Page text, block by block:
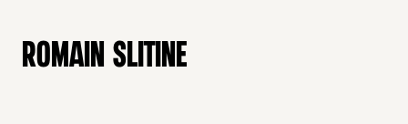
ROMAIN SLITINE